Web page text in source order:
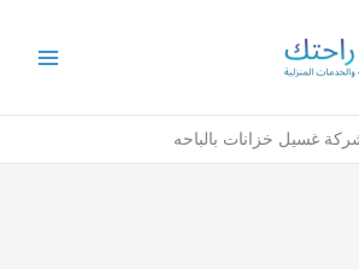
غسيل خزانات بالباحه